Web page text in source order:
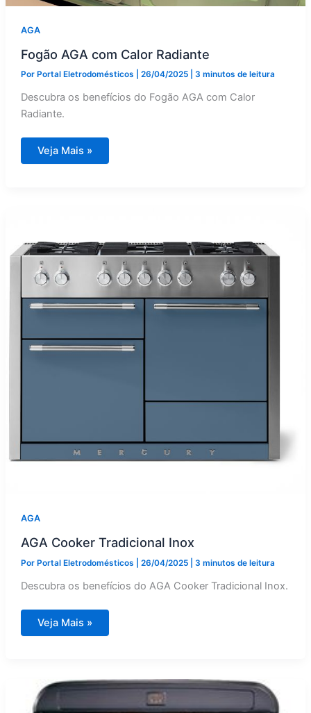
AGA
Fogão AGA com Calor Radiante
Por Portal Eletrodomésticos 26/04/2025 3 minutos de leitura
Descubra os benefícios do Fogão AGA com Calor
Radiante.
Fogão
AGA
Veja Mais »
AGA
AGA Cooker Tradicional Inox
Por Portal Eletrodomésticos 26/04/2025 3 minutos de leitura
Descubra os benefícios do AGA Cooker Tradicional Inox.
AGA
Cooker
Veja Mais »